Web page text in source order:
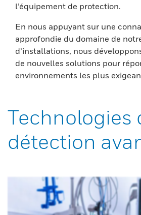
l’équipement de protection.
En nous appuyant sur une
approfondie du domaine de
d’installations, nous
de nouvelles solutions pour
environnements les plus
Technologies
détection